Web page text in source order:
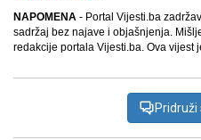
NAPOMENA - Portal Vijesti.ba
sadržaj bez najave i objašnjenja.
redakcije portala Vijesti.ba. Ova vijest
Pridruži